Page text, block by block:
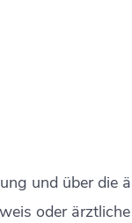
und über die
oder